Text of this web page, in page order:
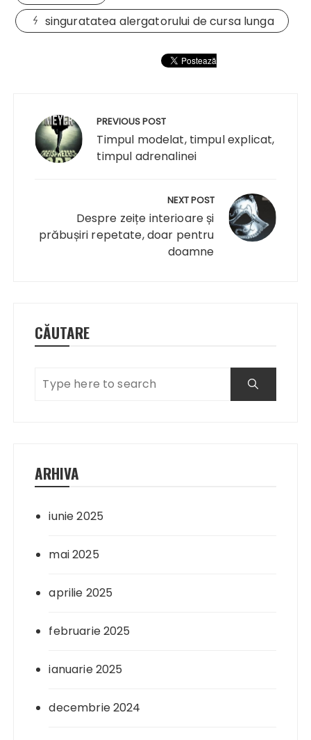
singuratatea alergatorului de cursa lunga
articole
PREVIOUS POST
Timpul modelat, timpul explicat,
timpul adrenalinei
NEXT POST
Despre zeițe interioare și
prăbușiri repetate, doar pentru
doamne
CĂUTARE
ARHIVA
iunie 2025
mai 2025
aprilie 2025
februarie 2025
ianuarie 2025
decembrie 2024